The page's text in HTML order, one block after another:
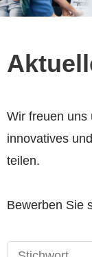
Wir freuen uns
innovatives
teilen.
Bewerben Sie